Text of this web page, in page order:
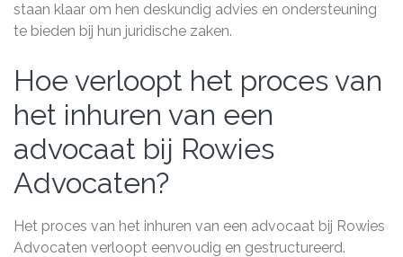
staan klaar om hen deskundig advies en ondersteuning
te bieden bij hun juridische zaken.
Hoe verloopt het proces van
het inhuren van een
advocaat bij Rowies
Advocaten?
Het proces van het inhuren van een advocaat bij Rowies
Advocaten verloopt eenvoudig en gestructureerd.